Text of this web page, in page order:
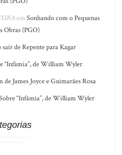
em Sonhando com o Pequenas
Obras (PGO)
de Repente para Kagar
“Infâmia”, de William Wyler
James Joyce e Guimarães Rosa
“Infâmia”, de William Wyler